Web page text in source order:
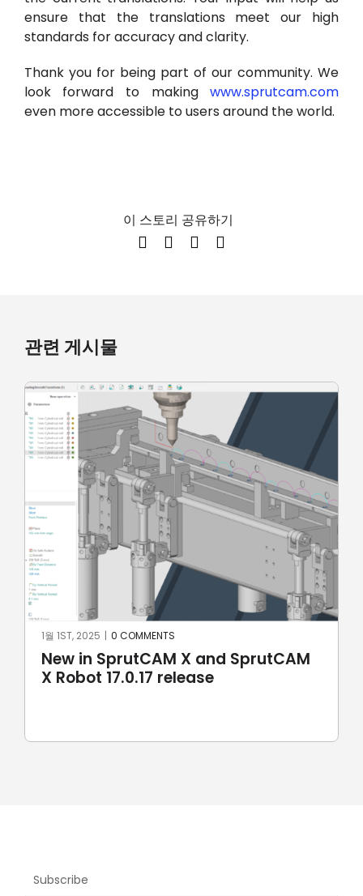
ensure that the translations meet our high
standards for accuracy and clarity.
Thank you for being part of our community. We
look forward to makingwww.sprutcam.com
even more accessible to users around the world.
이 스토리 공유하기
관련 게시물
New in SprutCAM X and SprutCAM
X Robot 17.0.17 release
1월 1ST, 2025 | 0 COMMENTS
Subscribe